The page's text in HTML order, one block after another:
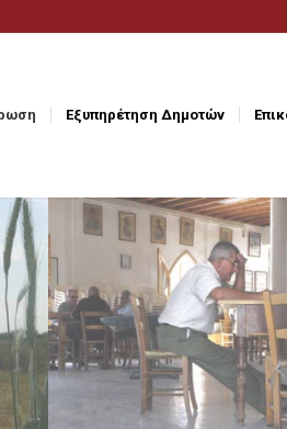
Εξυπηρέτηση Δημοτών